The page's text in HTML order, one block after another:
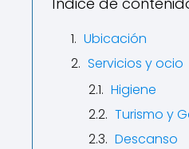
Ubicación
Servicios y ocio
Higiene
Turismo y
Descanso